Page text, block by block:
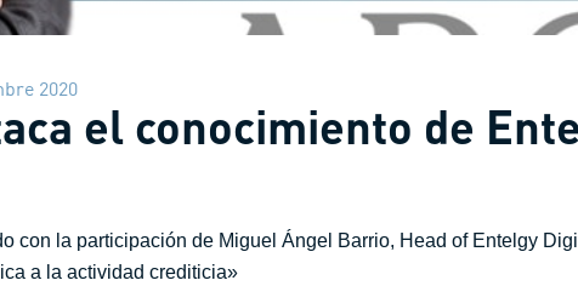
2020
el conocimiento de
con la participación de Miguel Ángel Barrio, Head of Entelgy
a la actividad crediticia»